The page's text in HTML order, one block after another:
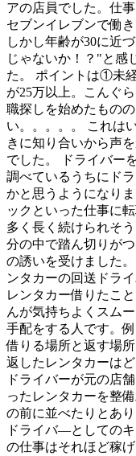
アの店員でした。仕
セブンイレブンで働
しかし年齢が30に近
じゃないか！？"と感
た。 ポイントは①未
が25万以上。こんぐ
職探しを始めたもの
い。。。。。 これは
きに知り合いから声
でした。 ドライバー
調べているうちにド
かと思うようになり
ックといった仕事に
多く長く続けられそ
分の中で踏ん切りが
の誘いを受けました
ンタカーの回送ドラ
レンタカー借りたこ
んが気持ちよくスム
手配をする人です。
借りる場所と返す場
返したレンタカーは
ドライバーが元の店
ったレンタカーを整
の前に並べたりとあ
ドライバ―としての
の仕事はそれほど稼